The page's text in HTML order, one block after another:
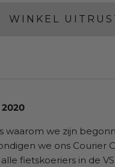
WINKEL
2020
waarom we zijn
we ons Courier
fietskoeriers in de